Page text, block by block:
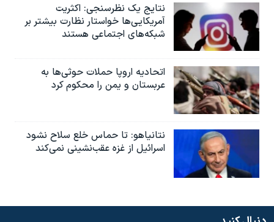
نتایج یک نظرسنجی: اکثریت
آمریکایی‌ها خواستار نظارت بیشتر بر
شبکه‌های اجتماعی هستند
اتحادیه اروپا حملات حوثی‌ها به
عربستان و یمن را محکوم کرد
نتانیاهو: تا حماس خلع سلاح نشود
اسرائیل از غزه عقب‌نشینی نمی‌کند